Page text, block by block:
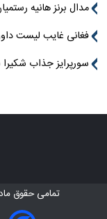
مدال برنز هانیه
فغانی غایب لیست
سورپرایز جذاب
تمامی حقوق